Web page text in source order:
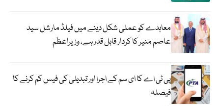
معاہدے کو عملی شکل دینے میں فیلڈ مارشل سید
عاصم منیر کا کردار قابل قدر ہے، وزیراعظم
پی ٹی اے کا ای سم کے اجرا اور تبدیلی کی فیس کم کرنے کا
فیصلہ